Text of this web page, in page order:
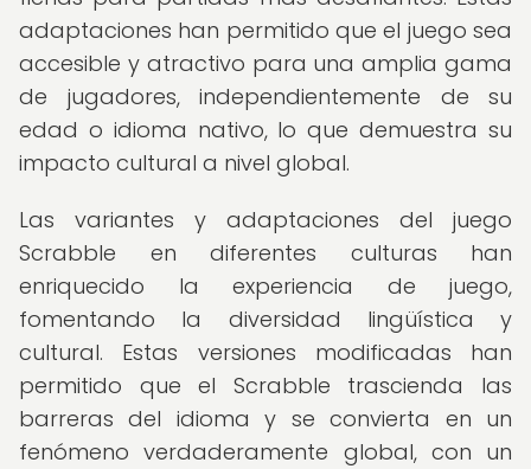
adaptaciones han permitido que el juego sea
accesible y atractivo para una amplia gama
de jugadores, independientemente de su
edad o idioma nativo, lo que demuestra su
impacto cultural a nivel global.
Las variantes y adaptaciones del juego
Scrabble en diferentes culturas han
enriquecido la experiencia de juego,
fomentando la diversidad lingüística y
cultural. Estas versiones modificadas han
permitido que el Scrabble trascienda las
barreras del idioma y se convierta en un
fenómeno verdaderamente global, con un